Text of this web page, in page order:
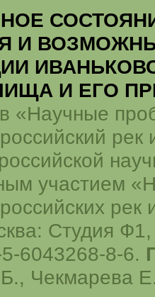
И
И ЕГО
«Научные
рек
участием
рек
Студия
6043268-8-6.
Чекмарева